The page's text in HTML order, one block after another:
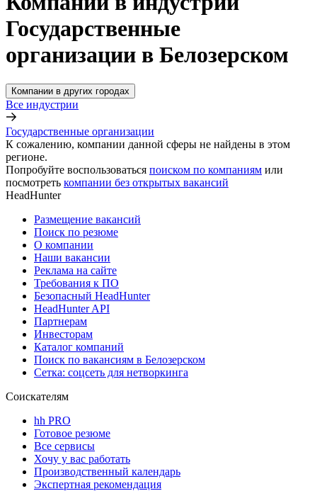
Государственные
организации в Белозерском
Компании в других городах
Все индустрии
Государственные организации
К сожалению, компании данной сферы не найдены в этом
регионе.
Попробуйте воспользоваться поиском по компаниям или
посмотреть компании без открытых вакансий
HeadHunter
Размещение вакансий
Поиск по резюме
О компании
Наши вакансии
Реклама на сайте
Требования к ПО
Безопасный HeadHunter
HeadHunter API
Партнерам
Инвесторам
Каталог компаний
Поиск по вакансиям в Белозерском
Сетка: соцсеть для нетворкинга
Соискателям
hh PRO
Готовое резюме
Все сервисы
Хочу у вас работать
Производственный календарь
Экспертная рекомендация